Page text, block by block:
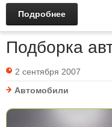
Подробнее
Подборка
2 сентября 2007
Автомобили